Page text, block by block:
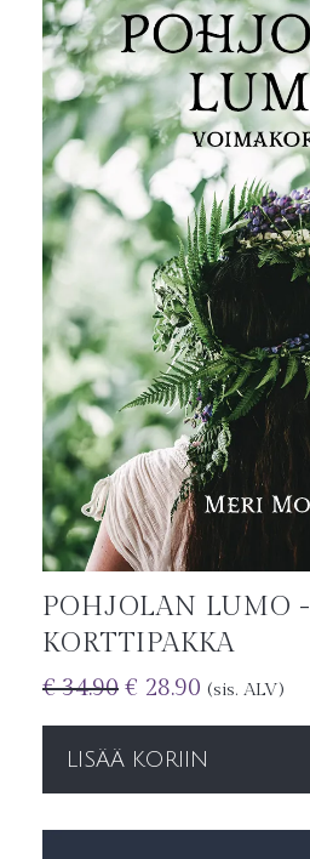
POHJOLAN LUMO -
KORTTIPAKKA
€34.90 € 28.90 (sis. ALV)
LISÄÄ KORIIN